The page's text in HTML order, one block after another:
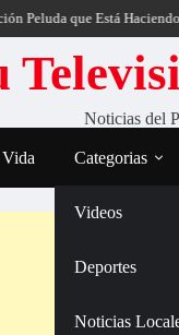
que Está Haciendo Reír a
Noticias del
Categorias
Videos
Deportes
Noticias